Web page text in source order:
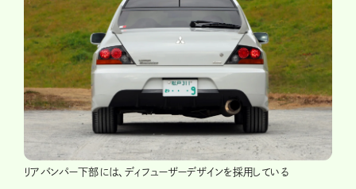
リアバンパー下部には、ディフューザーデザインを採用している